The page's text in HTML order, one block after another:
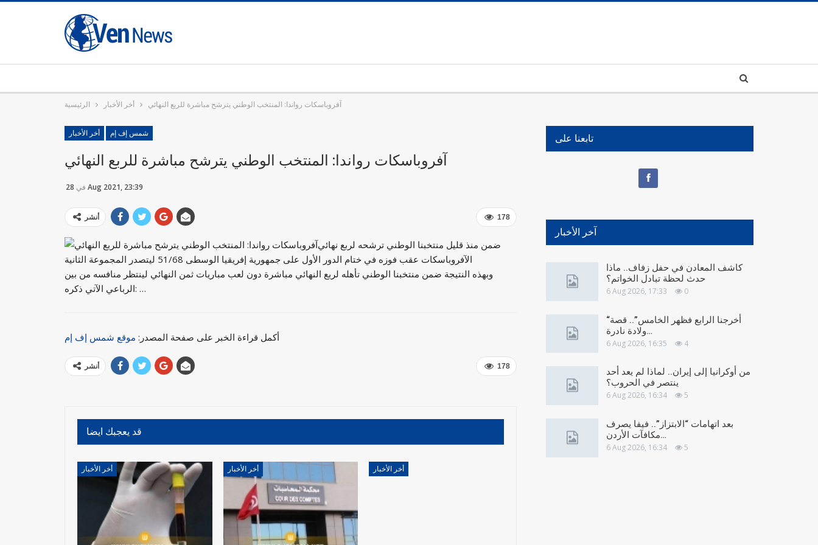
الرئيسية أخر الأخبار آفروباسكات رواندا: المنتخب الوطني يترشح مباشرة للربع النهائي
أخر الأخبار شمس إف إم
آفروباسكات رواندا: المنتخب الوطني يترشح مباشرة للربع النهائي
في 28 Aug 2021, 23:39
178 أنشر
ضمن منذ قليل منتخبنا الوطني ترشحه لربع نهائي
الآفروباسكات عقب فوزه في ختام الدور الأول على جمهورية إفريقيا الوسطى 51/68 ليتصدر المجموعة الثانية
وبهذه النتيجة ضمن منتخبنا الوطني تأهله لربع النهائي مباشرة دون لعب مباريات ثمن النهائي لينتظر منافسه من بين
الرباعي الآتي ذكره: …
أكمل قراءة الخبر على صفحة المصدر: موقع شمس إف إم
178 أنشر
قد يعجبك ايضا
أخر الأخبار أخر الأخبار أخر الأخبار
تابعنا على
آخر الأخبار
كاشف المعادن في حفل زفاف.. ماذا
حدث لحظة تبادل الخواتم؟
6 Aug 2026, 17:33 0
“أخرجنا الرابع فظهر الخامس”.. قصة
ولادة نادرة…
6 Aug 2026, 16:35 4
من أوكرانيا إلى إيران.. لماذا لم يعد أحد
ينتصر في الحروب؟
6 Aug 2026, 16:34 5
بعد اتهامات “الابتزاز”.. فيفا يصرف
مكافآت الأردن…
6 Aug 2026, 16:34 5